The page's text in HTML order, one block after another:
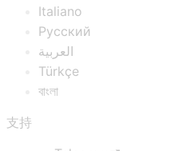
Italiano
Русский
العربية
Türkçe
বাংলা
支持